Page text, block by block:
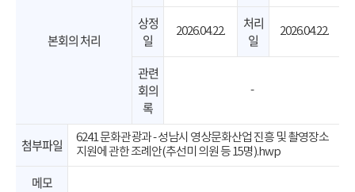
본회의 처리
상정
일
2026.04.22.
처리
일
2026.04.22.
관련
회의
록
-
첨부파일
6241 문화관광과 - 성남시 영상문화산업 진흥 및 촬영장소
지원에 관한 조례안(추선미 의원 등 15명).hwp
메모